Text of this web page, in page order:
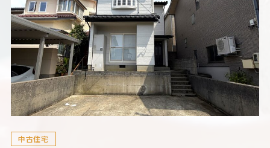
中古住宅